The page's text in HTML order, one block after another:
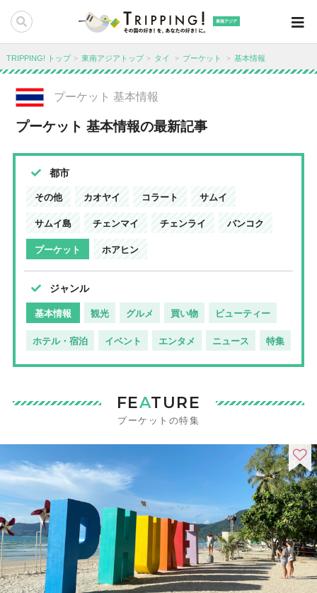
東南アジア
TRIPPING! トップ 東南アジアトップ タイ プーケット 基本情報
プーケット 基本情報
プーケット 基本情報の最新記事
都市
その他 カオヤイ コラート サムイ
サムイ島 チェンマイ チェンライ バンコク
プーケット ホアヒン
ジャンル
基本情報 観光 グルメ 買い物 ビューティー
ホテル・宿泊 イベント エンタメ ニュース 特集
FEATURE
プーケットの特集